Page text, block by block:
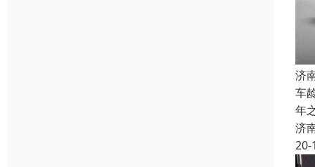
济
车
年
济
20-